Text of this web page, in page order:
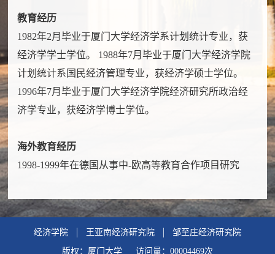
教育经历
1982年2月毕业于厦门大学经济学系计划统计专业，获
经济学学士学位。 1988年7月毕业于厦门大学经济学院
计划统计系国民经济管理专业，获经济学硕士学位。
1996年7月毕业于厦门大学经济学院经济研究所政治经
济学专业，获经济学博士学位。
海外教育经历
1998-1999年在德国从事中-欧高等教育合作项目研究
经济学院 王亚南经济研究院 邹至庄经济研究院
版权：厦门大学 访问量： 00004469次